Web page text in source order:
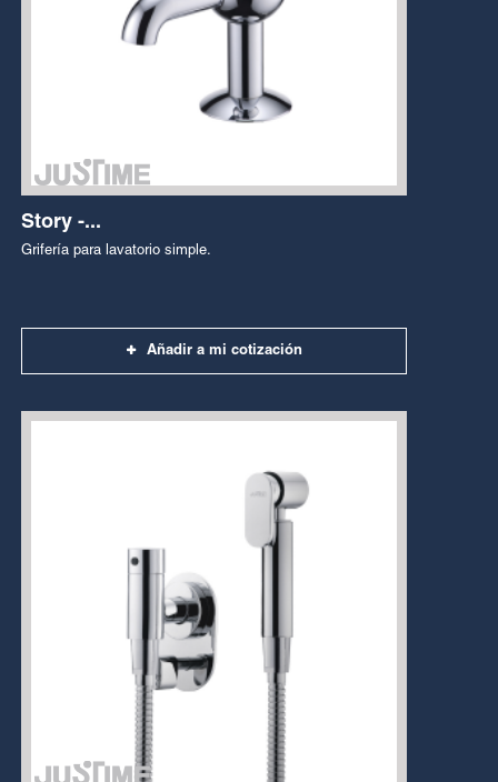
Story -...
Grifería para lavatorio simple.
Añadir a mi cotización